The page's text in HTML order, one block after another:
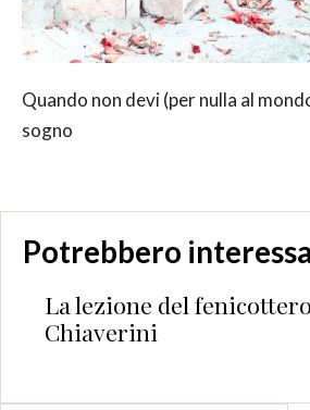
Quando non devi (per nulla al
sogno
Potrebbero
La lezione del
Chiaverini